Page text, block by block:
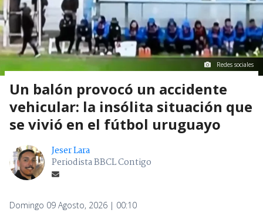
Redes sociales
Un balón provocó un accidente
vehicular: la insólita situación que
se vivió en el fútbol uruguayo
Jeser Lara
Periodista BBCL Contigo
Domingo 09 Agosto, 2026 | 00:10